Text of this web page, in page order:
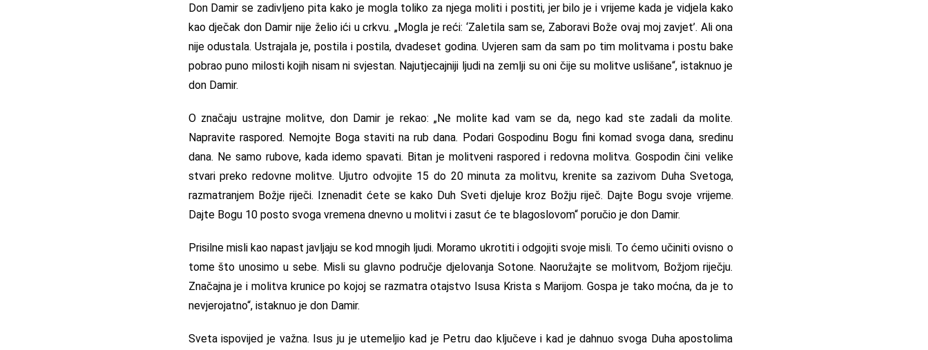
Don Damir se zadivljeno pita kako je mogla toliko za njega moliti i postiti, jer bilo je i vrijeme kada je vidjela kako
kao dječak don Damir nije želio ići u crkvu. „Mogla je reći: ‘Zaletila sam se, Zaboravi Bože ovaj moj zavjet’. Ali ona
nije odustala. Ustrajala je, postila i postila, dvadeset godina. Uvjeren sam da sam po tim molitvama i postu bake
pobrao puno milosti kojih nisam ni svjestan. Najutjecajniji ljudi na zemlji su oni čije su molitve uslišane“, istaknuo je
don Damir.
O značaju ustrajne molitve, don Damir je rekao: „Ne molite kad vam se da, nego kad ste zadali da molite.
Napravite raspored. Nemojte Boga staviti na rub dana. Podari Gospodinu Bogu fini komad svoga dana, sredinu
dana. Ne samo rubove, kada idemo spavati. Bitan je molitveni raspored i redovna molitva. Gospodin čini velike
stvari preko redovne molitve. Ujutro odvojite 15 do 20 minuta za molitvu, krenite sa zazivom Duha Svetoga,
razmatranjem Božje riječi. Iznenadit ćete se kako Duh Sveti djeluje kroz Božju riječ. Dajte Bogu svoje vrijeme.
Dajte Bogu 10 posto svoga vremena dnevno u molitvi i zasut će te blagoslovom“ poručio je don Damir.
Prisilne misli kao napast javljaju se kod mnogih ljudi. Moramo ukrotiti i odgojiti svoje misli. To ćemo učiniti ovisno o
tome što unosimo u sebe. Misli su glavno područje djelovanja Sotone. Naoružajte se molitvom, Božjom riječju.
Značajna je i molitva krunice po kojoj se razmatra otajstvo Isusa Krista s Marijom. Gospa je tako moćna, da je to
nevjerojatno“, istaknuo je don Damir.
Sveta ispovijed je važna. Isus ju je utemeljio kad je Petru dao ključeve i kad je dahnuo svoga Duha apostolima